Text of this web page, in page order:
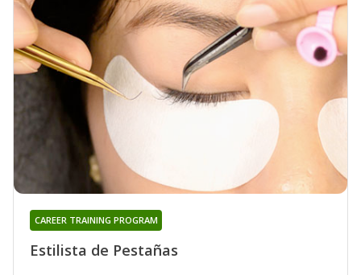
Estilista de Pestañas
CAREER TRAINING PROGRAM